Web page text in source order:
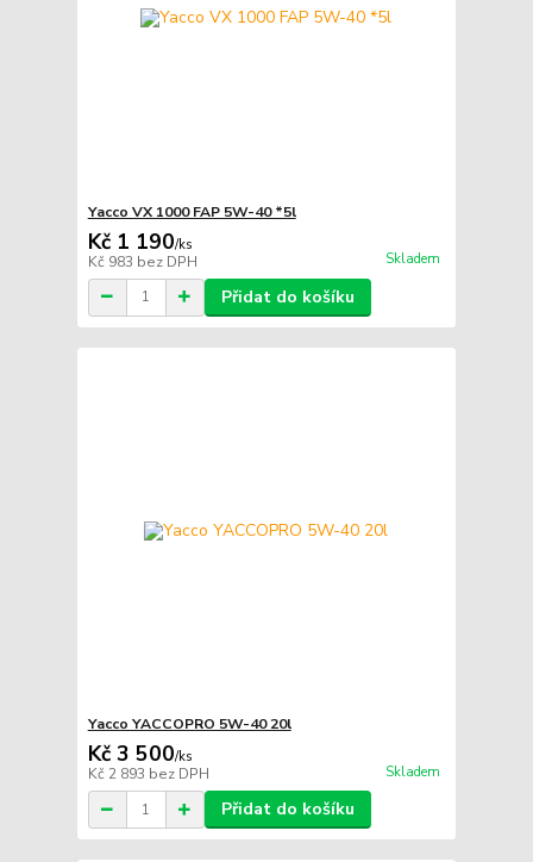
Yacco VX 1000 FAP 5W-40 *5l
Kč 1 190/ks
Kč 983 bez DPH Skladem
Přidat do košíku
Yacco YACCOPRO 5W-40 20l
Kč 3 500/ks
Kč 2 893 bez DPH Skladem
Přidat do košíku